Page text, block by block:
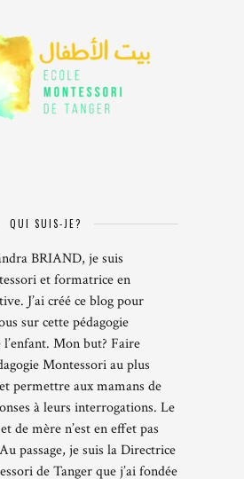
QUI SUIS-JE?
BRIAND, je suis
et formatrice en
J’ai créé ce blog pour
sur cette pédagogie
l’enfant. Mon but? Faire
Montessori au plus
permettre aux mamans de
à leurs interrogations. Le
de mère n’est en effet pas
passage, je suis la Directrice
de Tanger que j’ai fondée